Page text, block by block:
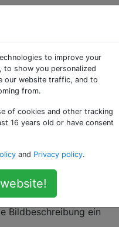
Link
Links
erscheinen. Dürfen
Link einfügen? Siehe
to improve your
to show you personalized
our website traffic, and to
from.
of cookies and other tracking
16 years old or have consent
and Privacy policy.